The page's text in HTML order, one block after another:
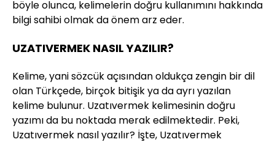
böyle olunca, kelimelerin doğru kullanımını hakkında
bilgi sahibi olmak da önem arz eder.
UZATIVERMEK NASIL YAZILIR?
Kelime, yani sözcük açısından oldukça zengin bir dil
olan Türkçede, birçok bitişik ya da ayrı yazılan
kelime bulunur. Uzatıvermek kelimesinin doğru
yazımı da bu noktada merak edilmektedir. Peki,
Uzatıvermek nasıl yazılır? İşte, Uzatıvermek